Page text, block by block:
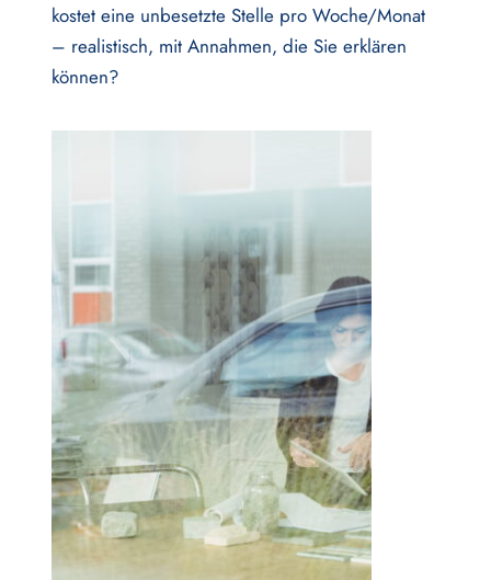
kostet eine unbesetzte Stelle pro Woche/Monat
– realistisch, mit Annahmen, die Sie erklären
können?